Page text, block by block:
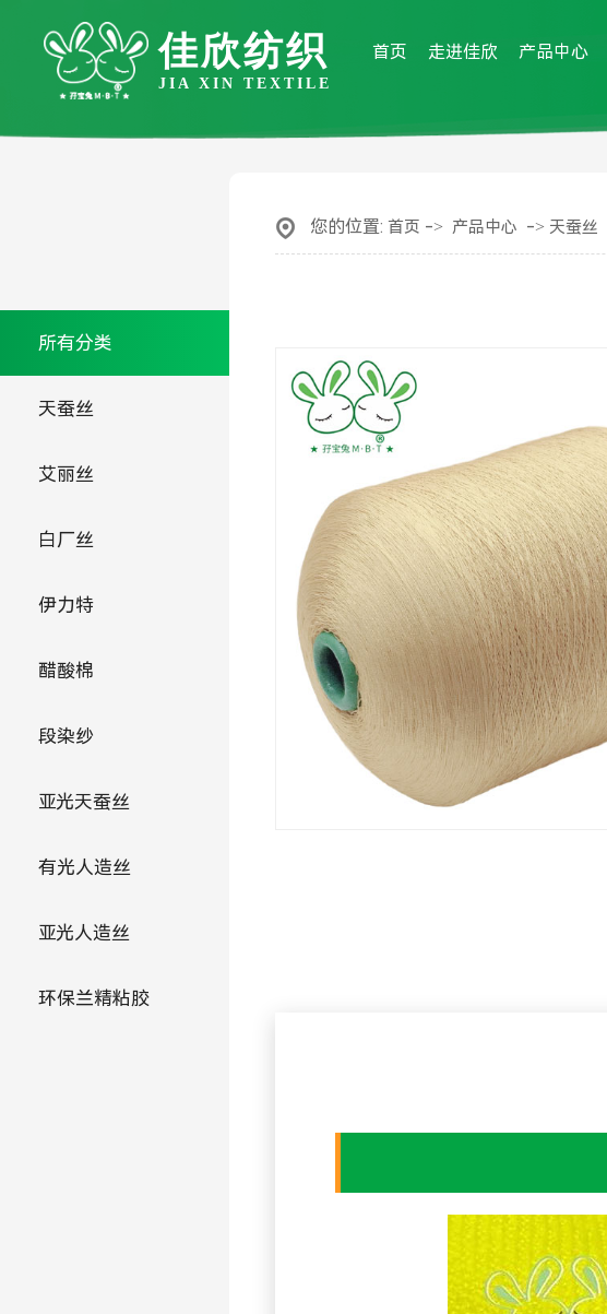
佳欣纺织
JIA XIN TEXTILE
首页 走进佳欣 产品中心
所有分类
天蚕丝
艾丽丝
白厂丝
伊力特
醋酸棉
段染纱
亚光天蚕丝
有光人造丝
亚光人造丝
环保兰精粘胶
您的位置: 首页 -> 产品中心 -> 天蚕丝